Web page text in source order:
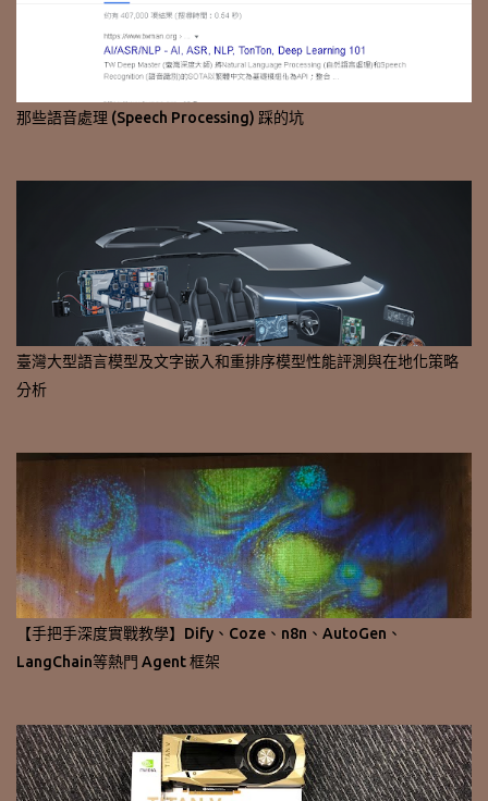
那些語音處理 (Speech Processing) 踩的坑
臺灣大型語言模型及文字嵌入和重排序模型性能評測與在地化策略
分析
【手把手深度實戰教學】Dify、Coze、n8n、AutoGen、
LangChain等熱門 Agent 框架